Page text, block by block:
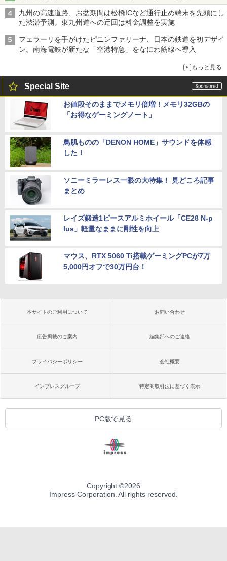
九州の高速道路、お盆期間は松橋ICなど通行止め端末を先頭にし
た渋滞予測。東九州道への迂回は料金調整を実施
フェラーリを手がけたピニンファリーナ、日本の鉄道を初デザイ
ン。南海電鉄が新たな「空港特急」をなにわ筋線へ導入
もっと見る
Special Site
お値段そのままでメモリ倍増！メモリ32GBの
「お得なゲーミングノート」
鳥肌ものの「DENON HOME」サウンドを体感
した！
ソニーミラーレス一眼の大特集！ 見どころ記事
まとめ
レイズ鍛造1ピースアルミホイール「CE28 N-p
lus」軽量なままに剛性を向上
マウス、RTX 5060 Ti搭載ゲーミングPCが7万
5,000円オフで30万円台！
本サイトのご利用について お問い合わせ
広告掲載のご案内 編集部へのご連絡
プライバシーポリシー 会社概要
インプレスグループ 特定商取引法に基づく表示
PC版で見る
Copyright ©2026
Impress Corporation. All rights reserved.